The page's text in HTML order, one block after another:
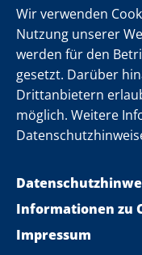
Wir verwenden
Nutzung unserer
werden für den
gesetzt. Darüber
Drittanbietern
möglich. Weitere
Impressum
Informationen zu
Folgen Sie